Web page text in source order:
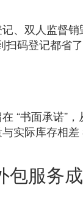
、双人监督
码登记都省
“书面承诺”
实际库存相
服务